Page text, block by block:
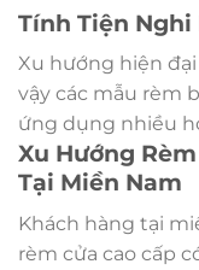
Tính Tiện Nghi
Xu hướng hiện
vậy các mẫu rèm
ứng dụng nhiều
Xu Hướng
Tại Miền Nam
Khách hàng tại
rèm cửa cao cấp